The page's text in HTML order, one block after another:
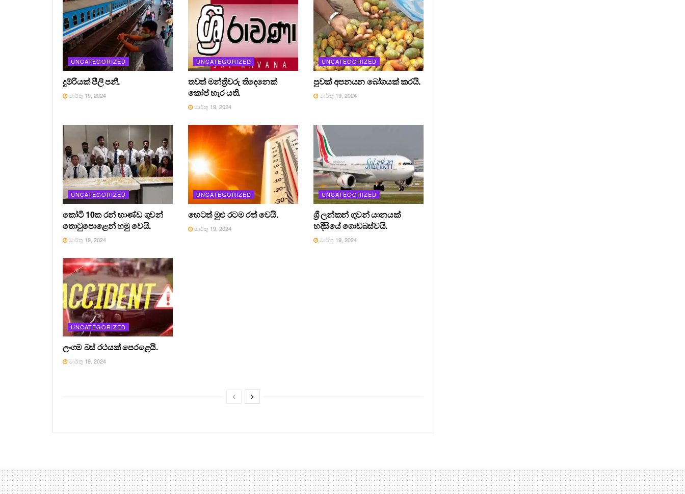
UNCATEGORIZED
දුම්රියක් පීලි පනී.
මාර්තු 19, 2024
UNCATEGORIZED
තවත් මන්ත්‍රීවරු තිදෙනෙක්
කෝප් හැර යති.
මාර්තු 19, 2024
UNCATEGORIZED
පුවක් අපනයන බෝගයක් කරයි.
මාර්තු 19, 2024
UNCATEGORIZED
කෝටි 10ක රන් භාණ්ඩ ගුවන්
තොටුපොළෙන් හමු වෙයි.
මාර්තු 19, 2024
UNCATEGORIZED
හෙටත් මුළු රටම රත් වෙයි.
මාර්තු 19, 2024
UNCATEGORIZED
ශ්‍රී ලන්කන් ගුවන් යානයක්
හදිසියේ ගොඩබස්වයි.
මාර්තු 19, 2024
UNCATEGORIZED
ලංගම බස් රථයක් පෙරළෙයි.
මාර්තු 19, 2024